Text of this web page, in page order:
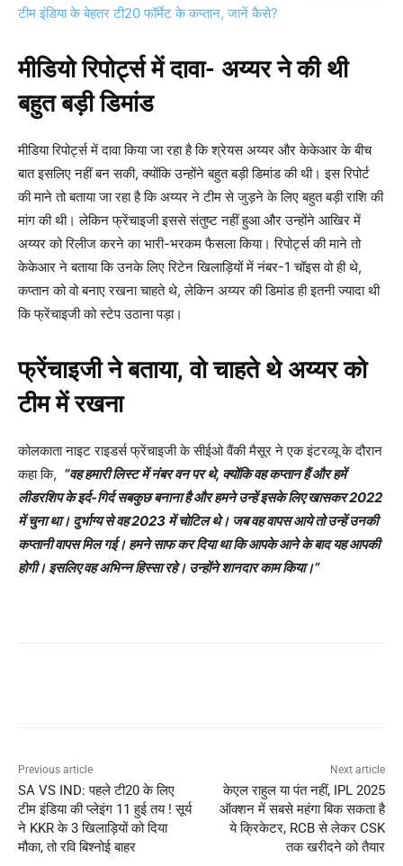
टीम इंडिया के बेहतर टी20 फॉर्मेट के कप्तान, जानें कैसे?
मीडियो रिपोर्ट्स में दावा- अय्यर ने की थी
बहुत बड़ी डिमांड
मीडिया रिपोर्ट्स में दावा किया जा रहा है कि श्रेयस अय्यर और केकेआर के बीच
बात इसलिए नहीं बन सकी, क्योंकि उन्होंने बहुत बड़ी डिमांड की थी। इस रिपोर्ट
की माने तो बताया जा रहा है कि अय्यर ने टीम से जुड़ने के लिए बहुत बड़ी राशि की
मांग की थी। लेकिन फ्रेंचाइजी इससे संतुष्ट नहीं हुआ और उन्होंने आखिर में
अय्यर को रिलीज करने का भारी-भरकम फैसला किया। रिपोर्ट्स की माने तो
केकेआर ने बताया कि उनके लिए रिटेन खिलाड़ियों में नंबर-1 चॉइस वो ही थे,
कप्तान को वो बनाए रखना चाहते थे, लेकिन अय्यर की डिमांड ही इतनी ज्यादा थी
कि फ्रेंचाइजी को स्टेप उठाना पड़ा।
फ्रेंचाइजी ने बताया, वो चाहते थे अय्यर को
टीम में रखना
कोलकाता नाइट राइडर्स फ्रेंचाइजी के सीईओ वैंकी मैसूर ने एक इंटरव्यू के दौरान
कहा कि, “वह हमारी लिस्ट में नंबर वन पर थे, क्योंकि वह कप्तान हैं और हमें
लीडरशिप के इर्द-गिर्द सबकुछ बनाना है और हमने उन्हें इसके लिए खासकर 2022
में चुना था। दुर्भाग्य से वह 2023 में चोटिल थे। जब वह वापस आये तो उन्हें उनकी
कप्तानी वापस मिल गई। हमने साफ कर दिया था कि आपके आने के बाद यह आपकी
होगी। इसलिए वह अभिन्न हिस्सा रहे। उन्होंने शानदार काम किया।“
Previous article
SA VS IND: पहले टी20 के लिए
टीम इंडिया की प्लेइंग 11 हुई तय ! सूर्य
ने KKR के 3 खिलाड़ियों को दिया
मौका, तो रवि बिश्नोई बाहर
Next article
केएल राहुल या पंत नहीं, IPL 2025
ऑक्शन में सबसे महंगा बिक सकता है
ये क्रिकेटर, RCB से लेकर CSK
तक खरीदने को तैयार